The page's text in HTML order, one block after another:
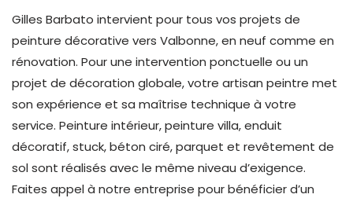
Gilles Barbato intervient pour tous vos projets de
peinture décorative vers Valbonne, en neuf comme en
rénovation. Pour une intervention ponctuelle ou un
projet de décoration globale, votre artisan peintre met
son expérience et sa maîtrise technique à votre
service. Peinture intérieur, peinture villa, enduit
décoratif, stuck, béton ciré, parquet et revêtement de
sol sont réalisés avec le même niveau d’exigence.
Faites appel à notre entreprise pour bénéficier d’un